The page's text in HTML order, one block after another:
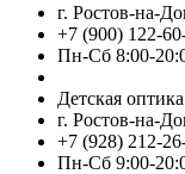
г. Ростов-на-
+7 (900) 122-
Пн-Cб 8:00-
Детская оптика
г. Ростов-на-
+7 (928) 212-
Пн-Cб 9:00-